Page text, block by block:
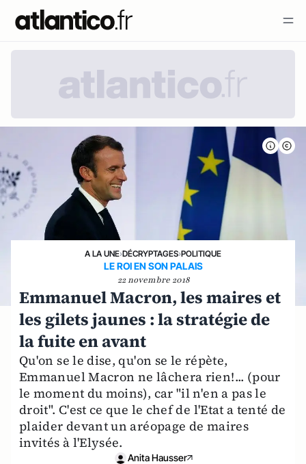
A LA UNE›DÉCRYPTAGES›POLITIQUE
LE ROI EN SON PALAIS
22 novembre 2018
Emmanuel Macron, les maires et
les gilets jaunes : la stratégie de
la fuite en avant
Qu'on se le dise, qu'on se le répète,
Emmanuel Macron ne lâchera rien!... (pour
le moment du moins), car "il n'en a pas le
droit". C'est ce que le chef de l'Etat a tenté de
plaider devant un aréopage de maires
invités à l'Elysée.
Anita Hausser